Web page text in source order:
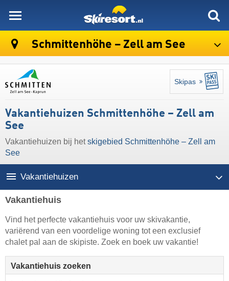
Schmittenhöhe – Zell am See
Skipas
Vakantiehuizen Schmittenhöhe – Zell am
See
Vakantiehuizen bij hetskigebied Schmittenhöhe – Zell am
See
Vakantiehuizen
Vakantiehuis
Vind het perfecte vakantiehuis voor uw skivakantie,
variërend van een voordelige woning tot een exclusief
chalet pal aan de skipiste. Zoek en boek uw vakantie!
Vakantiehuis zoeken